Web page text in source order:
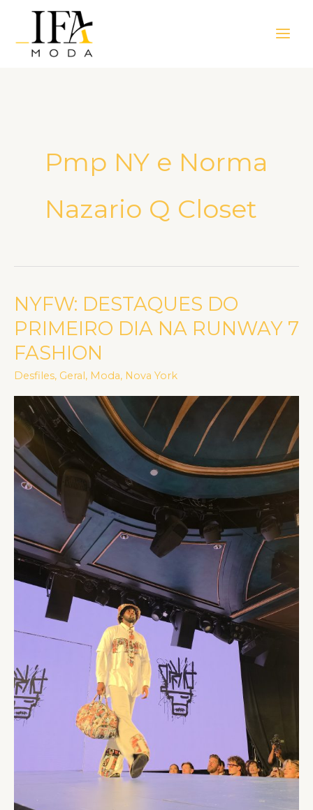
Menu
Pmp NY e Norma
Nazario Q Closet
NYFW: DESTAQUES DO
PRIMEIRO DIA NA RUNWAY 7
FASHION
Desfiles, Geral , Moda, Nova York
NYFW:
DESTAQUES
DO
PRIMEIRO
DIA
NA
RUNWAY
FASHION